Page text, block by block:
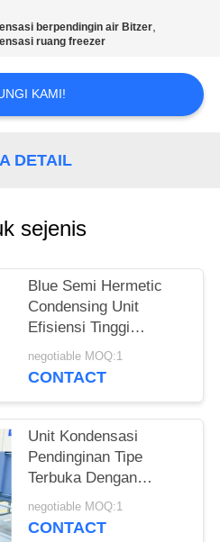
berpendingin air Bitzer,
ruang freezer
KAMI!
DETAIL
sejenis
Blue Semi Hermetic
Condensing Unit
Efisiensi Tinggi
Kenyaringan Dan
Stabilitas
negotiable MOQ:1
CONTACT
Unit Kondensasi
Pendinginan Tipe
Terbuka Dengan
Pengontrol Tekanan
Tinggi Dan Rendah
negotiable MOQ:1
CONTACT